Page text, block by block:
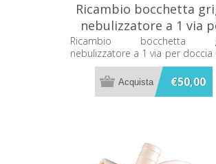
Ricambio bocchetta
nebulizzatore a 1 via
doccia Calyx
Ricambio bocchetta
nebulizzatore a 1 via per doccia
C44236592
€50,00